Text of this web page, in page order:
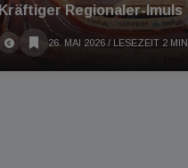
Kräftiger Regionaler-Imuls
26. MAI 2026 / LESEZEIT 2 MIN